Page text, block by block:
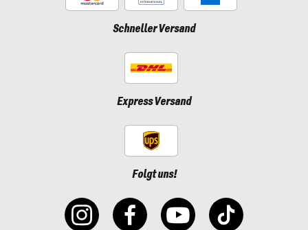
Schneller Versand
Express Versand
Folgt uns!